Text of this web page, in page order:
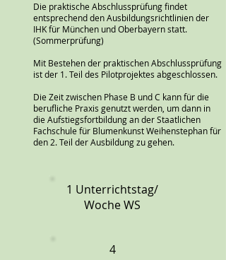
Die praktische Abschlussprüfung findet
entsprechend den Ausbildungsrichtlinien der
IHK für München und Oberbayern statt.
(Sommerprüfung)
Mit Bestehen der praktischen Abschlussprüfung
ist der 1. Teil des Pilotprojektes abgeschlossen.
Die Zeit zwischen Phase B und C kann für die
berufliche Praxis genutzt werden, um dann in
die Aufstiegsfortbildung an der Staatlichen
Fachschule für Blumenkunst Weihenstephan für
den 2. Teil der Ausbildung zu gehen.
1 Unterrichtstag/
Woche WS
4